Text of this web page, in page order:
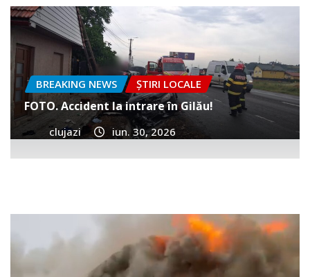
BREAKING NEWS ȘTIRI LOCALE
FOTO. Accident la intrare în Gilău!
clujazi iun. 30, 2026